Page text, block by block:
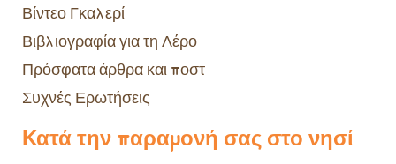
Βίντεο Γκαλερί
Βιβλιογραφία για τη Λέρο
Πρόσφατα άρθρα και ποστ
Συχνές Ερωτήσεις
Κατά την παραμονή σας στο νησί